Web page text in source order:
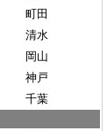
町田
清水
岡山
神戸
千葉